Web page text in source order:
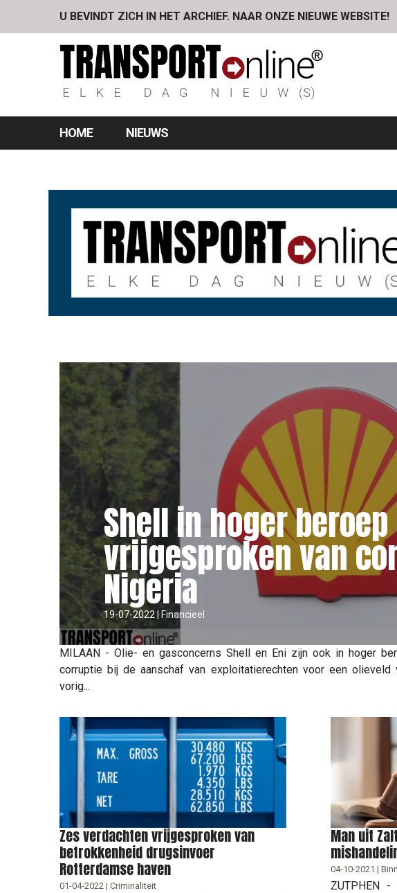
U BEVINDT ZICH IN HET ARCHIEF. NAAR ONZE NIEUWE WEBSITE!
HOME NIEUWS
Shell in hoger beroep
vrijgesproken van
Nigeria
19-07-2022 | Financieel
MILAAN - Olie- en gasconcerns Shell en Eni zijn ook in hoger
corruptie bij de aanschaf van exploitatierechten voor een olieveld
vorig...
Zes verdachten vrijgesproken van
betrokkenheid drugsinvoer
Rotterdamse haven
01-04-2022 | Criminaliteit
Man uit
04-10-2021 |
ZUTPHEN